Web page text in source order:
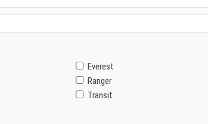
lò xo trụ, thanh cân bằng và ống giảm chấn
Phanh đĩa
Everest
Ranger
Transit